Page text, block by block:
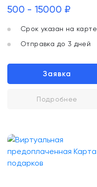
500 - 15000 ₽
Срок указан на карте
Отправка до 3 дней
Заявка
Подробнее